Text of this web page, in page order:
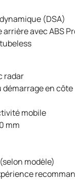
(DSA)
avec ABS
radar
démarrage en côte
mobile
mm
modèle)